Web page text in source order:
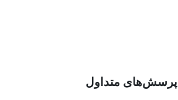
پرسش‌های متداول